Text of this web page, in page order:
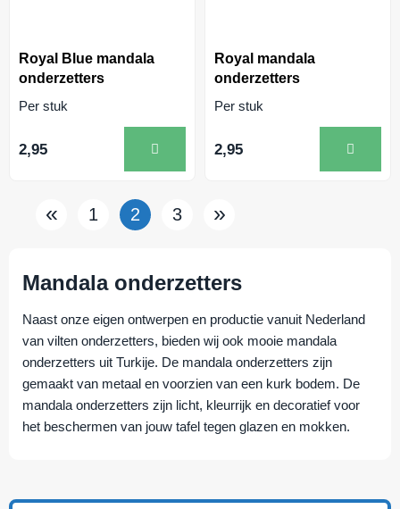
Royal Blue mandala
onderzetters
Per stuk
2,95
Royal mandala
onderzetters
Per stuk
2,95
« 1 2 3 »
Mandala onderzetters
Naast onze eigen ontwerpen en productie vanuit Nederland
van vilten onderzetters, bieden wij ook mooie mandala
onderzetters uit Turkije. De mandala onderzetters zijn
gemaakt van metaal en voorzien van een kurk bodem. De
mandala onderzetters zijn licht, kleurrijk en decoratief voor
het beschermen van jouw tafel tegen glazen en mokken.